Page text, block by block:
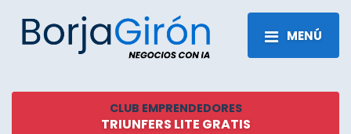
MENÚ
CLUB EMPRENDEDORES
TRIUNFERS LITE GRATIS